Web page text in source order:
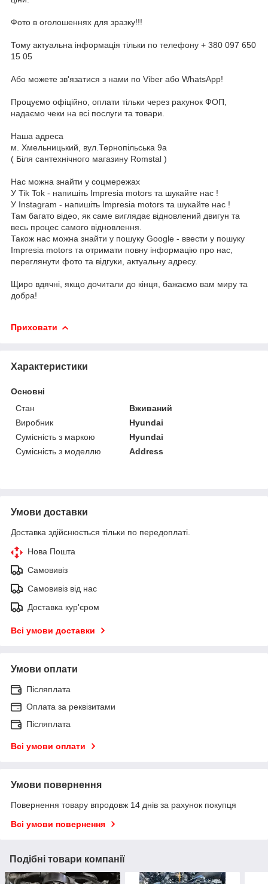
Фото в оголошеннях для зразку!!!
Тому актуальна інформація тільки по телефону + 380 097 650
15 05
Або можете зв'язатися з нами по Viber або WhatsApp!
Процуємо офіційно, оплати тільки через рахунок ФОП,
надаємо чеки на всі послуги та товари.
Наша адреса
м. Хмельницький, вул.Тернопільська 9а
( Біля сантехнічного магазину Romstal )
Нас можна знайти у соцмережах
У Tik Tok - напишіть Impresia motors та шукайте нас !
У Instagram - напишіть Impresia motors та шукайте нас !
Там багато відео, як саме виглядає відновлений двигун та
весь процес самого відновлення.
Також нас можна знайти у пошуку Google - ввести у пошуку
Impresia motors та отримати повну інформацію про нас,
переглянути фото та відгуки, актуальну адресу.
Щиро вдячні, якщо дочитали до кінця, бажаємо вам миру та
добра!
Приховати
Характеристики
Основні
Стан
Вживаний
Виробник
Hyundai
Сумісність з маркою
Hyundai
Сумісність з моделлю
Address
Умови доставки
Доставка здійснюється тільки по передоплаті.
Нова Пошта
Самовивіз
Самовивіз від нас
Доставка кур'єром
Всі умови доставки
Умови оплати
Післяплата
Оплата за реквізитами
Післяплата
Всі умови оплати
Умови повернення
Повернення товару впродовж 14 днів за рахунок покупця
Всі умови повернення
Подібні товари компанії